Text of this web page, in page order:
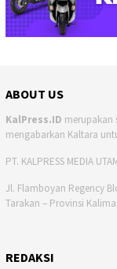
ABOUT US
KalPress.ID merupakan
mengabarkan Kaltara
PT. KALPRESS MEDIA
Jl. Flamboyan Regency
Tarakan – Provinsi
REDAKSI